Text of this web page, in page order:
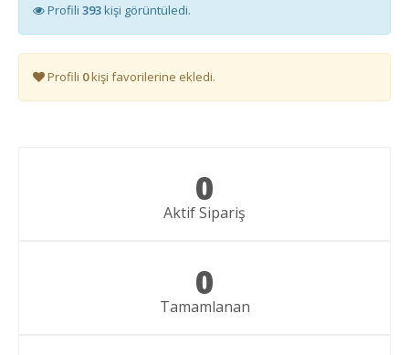
Profili 393kişi görüntüledi.
Profili 0kişi favorilerine ekledi.
0
Aktif Sipariş
0
Tamamlanan